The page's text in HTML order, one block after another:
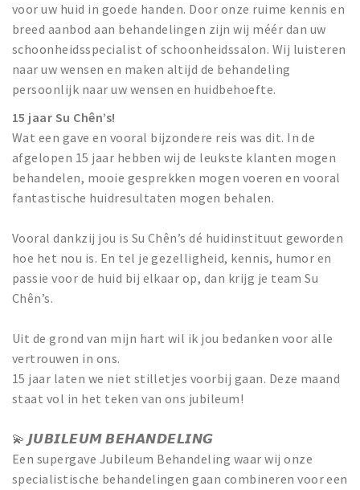
Baroniepoorten
Privacy
Inloggen
voor uw huid in goede handen. Door onze ruime kennis en
breed aanbod aan behandelingen zijn wij méér dan uw
schoonheidsspecialist of schoonheidssalon. Wij luisteren
naar uw wensen en maken altijd de behandeling
persoonlijk naar uw wensen en huidbehoefte.
15 jaar Su Chên’s!
Wat een gave en vooral bijzondere reis was dit. In de
afgelopen 15 jaar hebben wij de leukste klanten mogen
behandelen, mooie gesprekken mogen voeren en vooral
fantastische huidresultaten mogen behalen.
Vooral dankzij jou is Su Chên’s dé huidinstituut geworden
hoe het nou is. En tel je gezelligheid, kennis, humor en
passie voor de huid bij elkaar op, dan krijg je team Su
Chên’s.
Uit de grond van mijn hart wil ik jou bedanken voor alle
vertrouwen in ons.
15 jaar laten we niet stilletjes voorbij gaan. Deze maand
staat vol in het teken van ons jubileum!
💫 𝙅𝙐𝘽𝙄𝙇𝙀𝙐𝙈 𝘽𝙀𝙃𝘼𝙉𝘿𝙀𝙇𝙄𝙉𝙂
Een supergave Jubileum Behandeling waar wij onze
specialistische behandelingen gaan combineren voor een